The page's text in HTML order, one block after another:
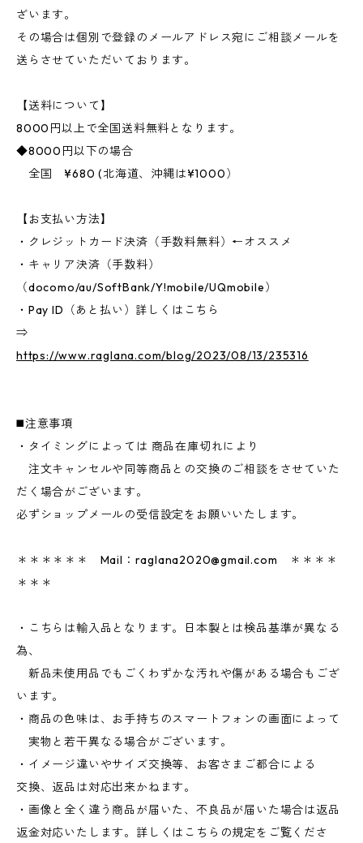
ざいます。
その場合は個別で登録のメールアドレス宛にご相談メールを
送らさせていただいております。
【送料について】
8000円以上で全国送料無料となります。
◆8000円以下の場合
全国 ¥680 (北海道、沖縄は¥1000）
【お支払い方法】
・クレジットカード決済（手数料無料）←オススメ
・キャリア決済（手数料）
（docomo/au/SoftBank/Y!mobile/UQmobile）
・Pay ID（あと払い）詳しくはこちら
⇒
https://www.raglana.com/blog/2023/08/13/235316
◼️注意事項
・タイミングによっては 商品在庫切れにより
注文キャンセルや同等商品との交換のご相談をさせていた
だく場合がございます。
必ずショップメールの受信設定をお願いいたします。
＊＊＊＊＊＊ Mail： raglana2020@gmail.com ＊＊＊＊
＊＊＊
・こちらは輸入品となります。日本製とは検品基準が異なる
為、
新品未使用品でもごくわずかな汚れや傷がある場合もござ
います。
・商品の色味は、お手持ちのスマートフォンの画面によって
実物と若干異なる場合がございます。
・イメージ違いやサイズ交換等、お客さまご都合による
交換、返品は対応出来かねます。
・画像と全く違う商品が届いた、不良品が届いた場合は返品
返金対応いたします。詳しくはこちらの規定をご覧くださ